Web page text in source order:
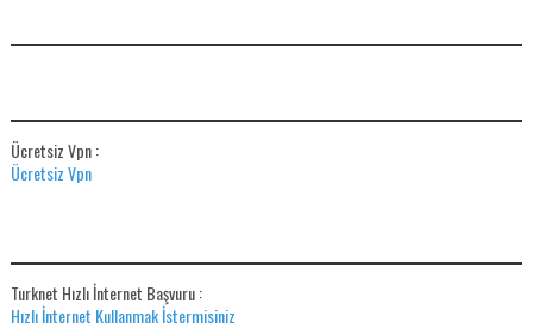
Ücretsiz Vpn :
Ücretsiz Vpn
Turknet Hızlı İnternet Başvuru :
Hızlı İnternet Kullanmak İstermisiniz